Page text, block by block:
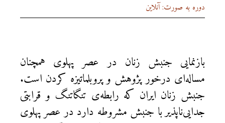
دوره به صورت: آنلاین
بازنمایی جنبش زنان در عصر پهلوی همچنان
مساله‌ای درخور پژوهش و پروبلماتیزه کردن است.
جنبش زنان ایران که رابطه‌ی تنگاتنگ و قرابتی
جدایی‌ناپذیر با جنبش مشروطه دارد در عصر پهلوی